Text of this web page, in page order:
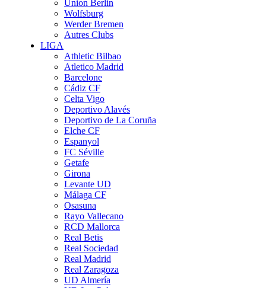
Union Berlin
Wolfsburg
Werder Bremen
Autres Clubs
LIGA
Athletic Bilbao
Atletico Madrid
Barcelone
Cádiz CF
Celta Vigo
Deportivo Alavés
Deportivo de La Coruña
Elche CF
Espanyol
FC Séville
Getafe
Girona
Levante UD
Málaga CF
Osasuna
Rayo Vallecano
RCD Mallorca
Real Betis
Real Sociedad
Real Madrid
Real Zaragoza
UD Almería